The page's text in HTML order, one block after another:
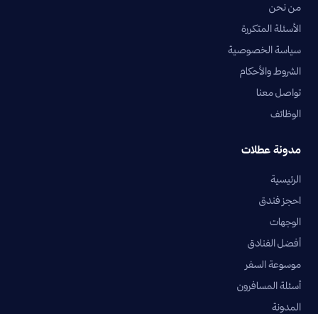
من نحن
الأسئلة المتكررة
سياسة الخصوصية
الشروط والأحكام
تواصل معنا
الوظائف
مدونة عطلات
الرئيسية
احجز فندق
الوجهات
أفضل الفنادق
موسوعة السفر
أسئلة المسافرون
المدونة